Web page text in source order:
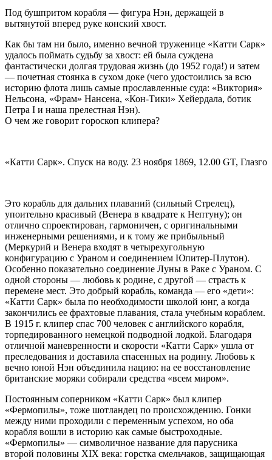
Под бушпритом корабля — фигура Нэн, держащей в
вытянутой вперед руке конский хвост.
Как бы там ни было, именно вечной труженице «Катти Сарк»
удалось поймать судьбу за хвост: ей была суждена
фантастически долгая трудовая жизнь (до 1952 года!) и затем
— почетная стоянка в сухом доке (чего удостоились за всю
историю флота лишь самые прославленные суда: «Виктория»
Нельсона, «Фрам» Нансена, «Кон-Тики» Хейердала, ботик
Петра I и наша прелестная Нэн).
О чем же говорит гороскоп клипера?
«Катти Сарк». Спуск на воду. 23 ноября 1869, 12.00 GT, Глазго
Это корабль для дальних плаваний (сильный Стрелец),
упоительно красивый (Венера в квадрате к Нептуну); он
отлично спроектирован, гармоничен, с оригинальными
инженерными решениями, и к тому же прибыльный
(Меркурий и Венера входят в четырехугольную
конфигурацию с Ураном и соединением Юпитер-Плутон).
Особенно показательно соединение Луны в Раке с Ураном. С
одной стороны — любовь к родине, с другой — страсть к
перемене мест. Это добрый корабль, команда — его «дети»:
«Катти Сарк» была по необходимости школой юнг, а когда
закончились ее фрахтовые плавания, стала учебным кораблем.
В 1915 г. клипер спас 700 человек с английского корабля,
торпедированного немецкой подводной лодкой. Благодаря
отличной маневренности и скорости «Катти Сарк» ушла от
преследования и доставила спасенных на родину. Любовь к
вечно юной Нэн объединила нацию: на ее восстановление
британские моряки собирали средства «всем миром».
Постоянным соперником «Катти Сарк» был клипер
«Фермопилы», тоже шотландец по происхождению. Гонки
между ними проходили с переменным успехом, но оба
корабля вошли в историю как самые быстроходные.
«Фермопилы» — символичное название для парусника
второй половины XIX века: горстка смельчаков, защищающая